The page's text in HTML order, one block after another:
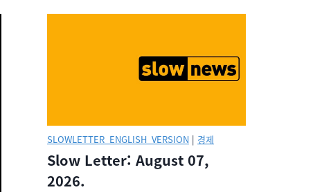
SLOWLETTER_ENGLISH_VERSION | 경제
Slow Letter: August 07,
2026.